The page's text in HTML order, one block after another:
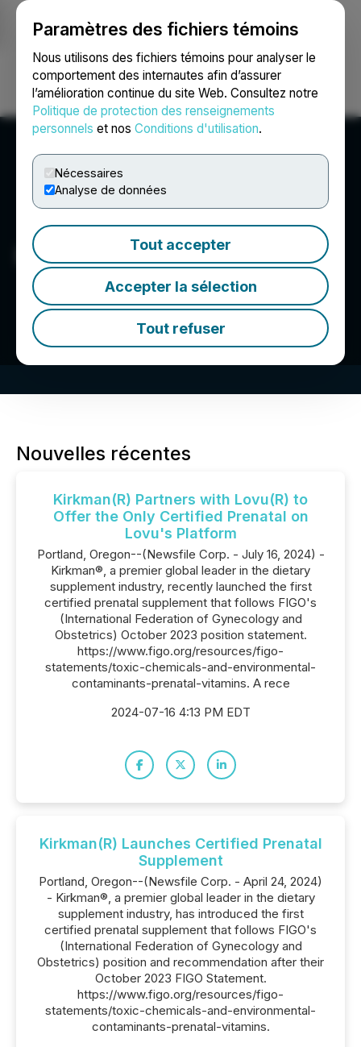
Paramètres des fichiers témoins
Nous utilisons des fichiers témoins pour analyser le
comportement des internautes afin d’assurer
l’amélioration continue du site Web. Consultez notre
Politique de protection des renseignements
personnels et nos Conditions d'utilisation.
Nécessaires
Analyse de données
Tout accepter
Accepter la sélection
Tout refuser
Ouvrir une session Recherche English
HTO Nevada
Nouvelles récentes
Kirkman(R) Partners with Lovu(R) to
Offer the Only Certified Prenatal on
Lovu's Platform
Portland, Oregon--(Newsfile Corp. - July 16, 2024) -
Kirkman®, a premier global leader in the dietary
supplement industry, recently launched the first
certified prenatal supplement that follows FIGO's
(International Federation of Gynecology and
Obstetrics) October 2023 position statement.
https://www.figo.org/resources/figo-
statements/toxic-chemicals-and-environmental-
contaminants-prenatal-vitamins. A rece
2024-07-16 4:13 PM EDT
Kirkman(R) Launches Certified Prenatal
Supplement
Portland, Oregon--(Newsfile Corp. - April 24, 2024)
- Kirkman®, a premier global leader in the dietary
supplement industry, has introduced the first
certified prenatal supplement that follows FIGO's
(International Federation of Gynecology and
Obstetrics) position and recommendation after their
October 2023 FIGO Statement.
https://www.figo.org/resources/figo-
statements/toxic-chemicals-and-environmental-
contaminants-prenatal-vitamins.